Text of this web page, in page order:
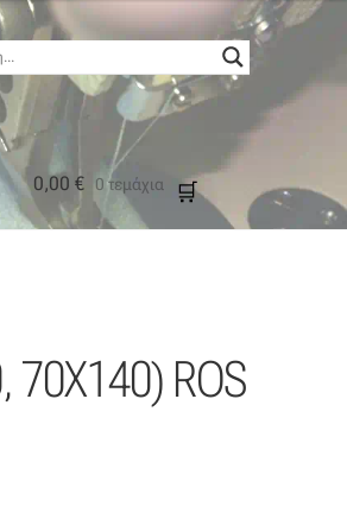
0,00 € 0 τεμάχια
70X140) ROS